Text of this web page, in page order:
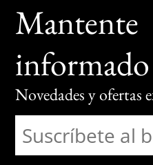
Mantente
informado
Novedades y ofertas